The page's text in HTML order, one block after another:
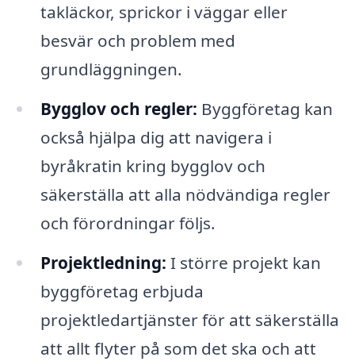
takläckor, sprickor i väggar eller
besvär och problem med
grundläggningen.
Bygglov och regler: Byggföretag kan
också hjälpa dig att navigera i
byråkratin kring bygglov och
säkerställa att alla nödvändiga regler
och förordningar följs.
Projektledning: I större projekt kan
byggföretag erbjuda
projektledartjänster för att säkerställa
att allt flyter på som det ska och att